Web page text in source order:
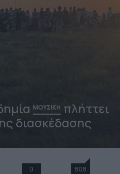
ΜΟΥΣΙΚΗ πλήττει
διασκέδασης
0 808